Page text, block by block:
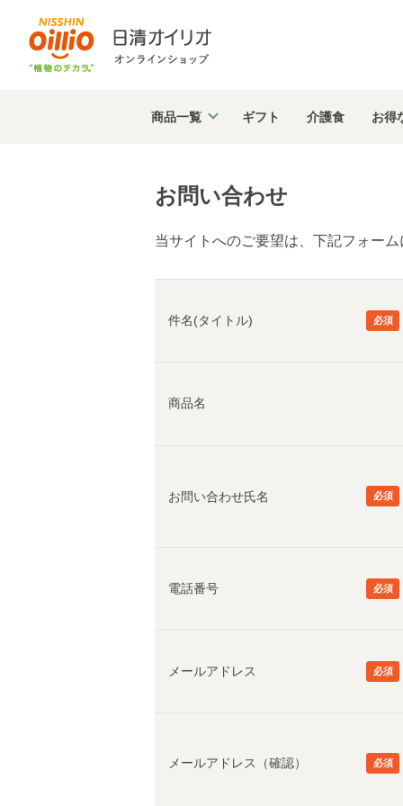
商品一覧 ギフト 介護食 お得
お問い合わせ
件名(タイトル)
商品名
電話番号
メールアドレス
メールアドレス（確認）